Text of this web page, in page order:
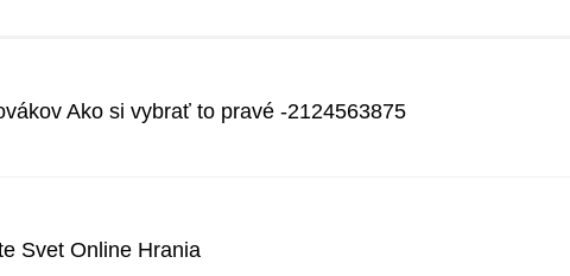
Ako si vybrať to pravé -2124563875
Svet Online Hrania